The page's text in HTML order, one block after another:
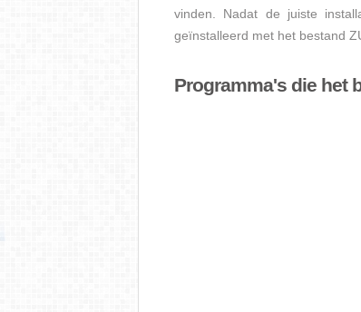
vinden. Nadat de juiste
geïnstalleerd met het bestand
Programma's die het